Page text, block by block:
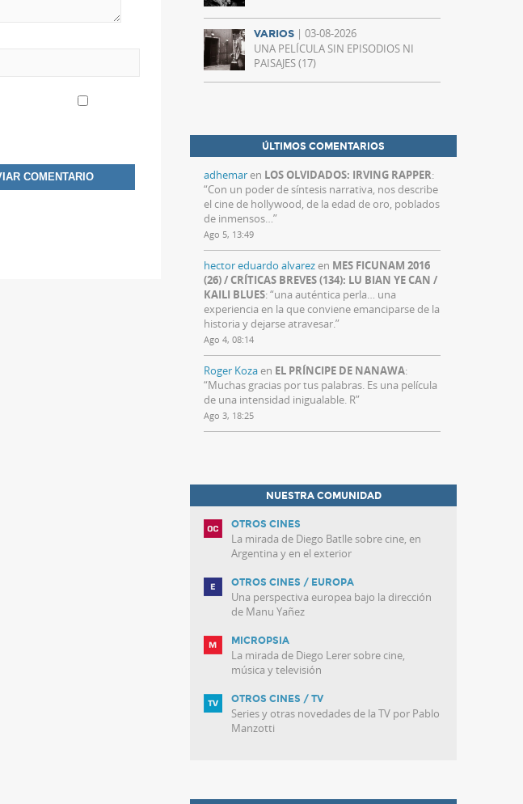
VARIOS | 03-08-2026
UNA PELÍCULA SIN EPISODIOS NI
PAISAJES (17)
ÚLTIMOS COMENTARIOS
adhemaren LOS OLVIDADOS: IRVING RAPPER:
“Con un poder de síntesis narrativa, nos describe
el cine de hollywood, de la edad de oro, poblados
de inmensos…”
Ago 5, 13:49
hector eduardo alvarezen MES FICUNAM 2016
(26) / CRÍTICAS BREVES (134): LU BIAN YE CAN /
KAILI BLUES: “una auténtica perla… una
experiencia en la que conviene emanciparse de la
historia y dejarse atravesar.”
Ago 4, 08:14
Roger Kozaen EL PRÍNCIPE DE NANAWA:
“Muchas gracias por tus palabras. Es una película
de una intensidad inigualable. R”
Ago 3, 18:25
NUESTRA COMUNIDAD
OTROS CINES
La mirada de Diego Batlle sobre cine, en
Argentina y en el exterior
OTROS CINES / EUROPA
Una perspectiva europea bajo la dirección
de Manu Yañez
MICROPSIA
La mirada de Diego Lerer sobre cine,
música y televisión
OTROS CINES / TV
Series y otras novedades de la TV por Pablo
Manzotti